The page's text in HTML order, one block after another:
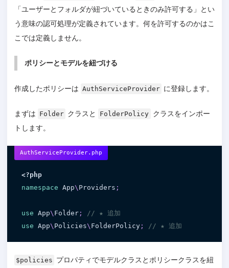
「ユーザーとフォルダが紐づいているときのみ許可する」とい
う意味の認可処理が定義されています。何を許可するのかはこ
こでは定義しません。
ポリシーとモデルを紐づける
作成したポリシーは AuthServiceProvider に登録します。
まずは Folder クラスと FolderPolicy クラスをインポー
トします。
AuthServiceProvider.php
<?php
namespace App\ Providers ;
use App\ Folder ;
// ★ 追加
use App\ Policies\ FolderPolicy ; // ★ 追加
$policies プロパティでモデルクラスとポリシークラスを紐